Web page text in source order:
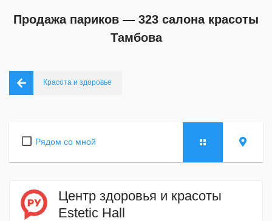
Продажа париков — 323 салона красоты
Тамбова
Красота и здоровье
Рядом со мной
Центр здоровья и красоты
Estetic Hall